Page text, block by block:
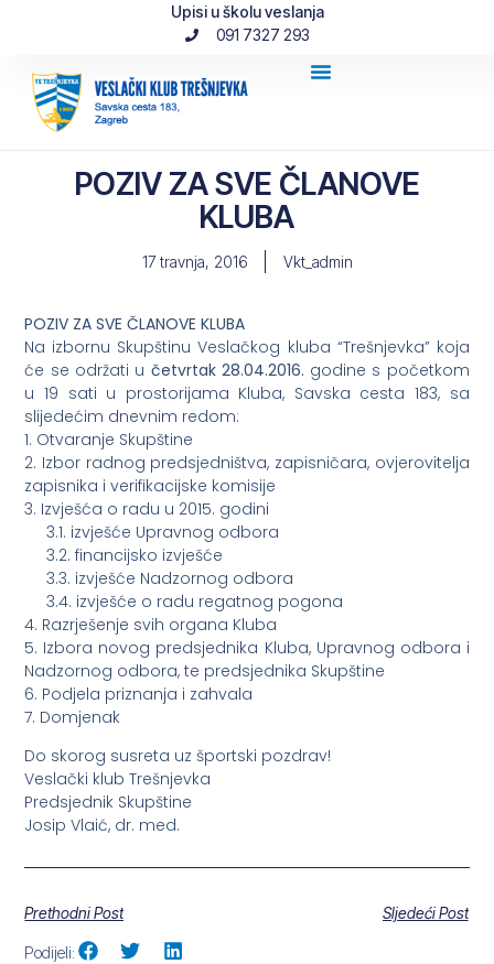
Upisi u školu veslanja
091 7327 293
POZIV ZA SVE ČLANOVE
KLUBA
17 travnja, 2016 Vkt_admin
POZIV ZA SVE ČLANOVE KLUBA
Na izbornu Skupštinu Veslačkog kluba “Trešnjevka” koja
će se održati u četvrtak 28.04.2016. godine s početkom
u 19 sati u prostorijama Kluba, Savska cesta 183, sa
slijedećim dnevnim redom:
1. Otvaranje Skupštine
2. Izbor radnog predsjedništva, zapisničara, ovjerovitelja
zapisnika i verifikacijske komisije
3. Izvješća o radu u 2015. godini
3.1. izvješće Upravnog odbora
3.2. financijsko izvješće
3.3. izvješće Nadzornog odbora
3.4. izvješće o radu regatnog pogona
4. Razrješenje svih organa Kluba
5. Izbora novog predsjednika Kluba, Upravnog odbora i
Nadzornog odbora, te predsjednika Skupštine
6. Podjela priznanja i zahvala
7. Domjenak
Do skorog susreta uz športski pozdrav!
Veslački klub Trešnjevka
Predsjednik Skupštine
Josip Vlaić, dr. med.
Prethodni Post Sljedeći Post
Podijeli: